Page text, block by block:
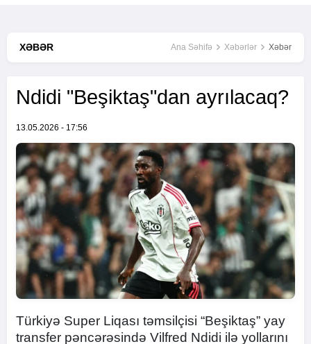
XƏBƏR Ana Səhifə Xəbərlər Xəbər
Ndidi "Beşiktaş"dan ayrılacaq?
13.05.2026 - 17:56
Türkiyə Super Liqası təmsilçisi “Beşiktaş” yay
transfer pəncərəsində Vilfred Ndidi ilə yollarını